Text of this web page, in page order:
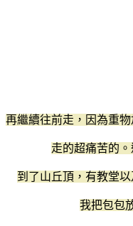
再繼續往前走，因為重
走的超痛苦的
到了山丘頂，有教堂
我把包包